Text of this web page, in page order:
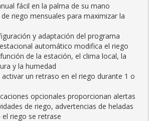
fácil en la palma de su mano
riego mensuales para maximizar la
y adaptación del programa
automático modifica el riego
de la estación, el clima local, la
y la humedad
activar un retraso en el riego durante 1 o
opcionales proporcionan alertas
de riego, advertencias de heladas
riego se retrase